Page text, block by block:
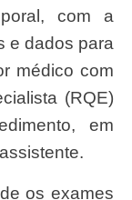
com a
e dados para
médico com
(RQE)
em